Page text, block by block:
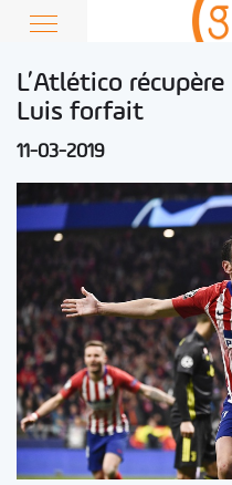
L’Atlético
Luis forfait
11-03-2019